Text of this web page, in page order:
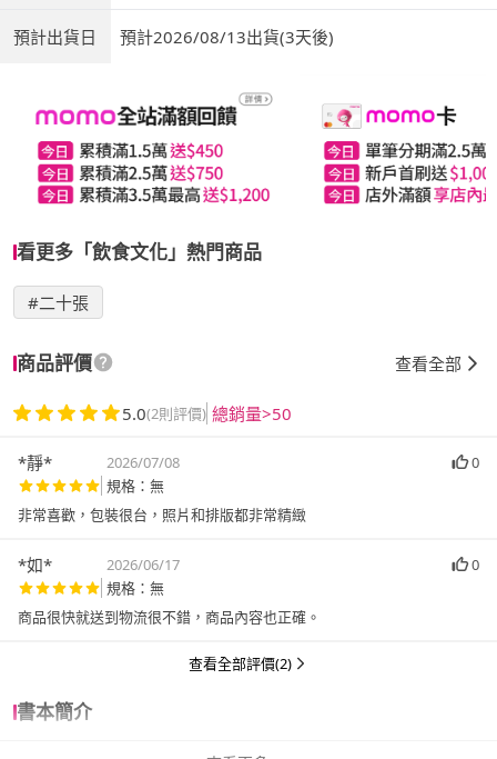
預計出貨日 預計2026/08/13出貨(3天後)
看更多「飲食文化」熱門商品
#二十張
商品評價 查看全部
5.0(2則評價) 總銷量>50
*靜* 2026/07/08
0
規格：無
非常喜歡，包裝很台，照片和排版都非常精緻
*如* 2026/06/17
0
規格：無
查看全部評價(2)
書本簡介